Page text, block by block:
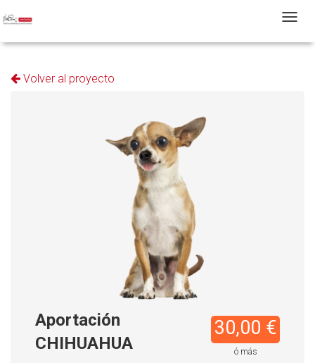
T
Volver al proyecto
30,00 €
ó más
Aportación
CHIHUAHUA